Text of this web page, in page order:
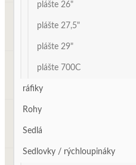
plášte 26"
plášte 27,5"
plášte 29"
plášte 700C
ráfiky
Rohy
Sedlá
Sedlovky / rýchloupináky